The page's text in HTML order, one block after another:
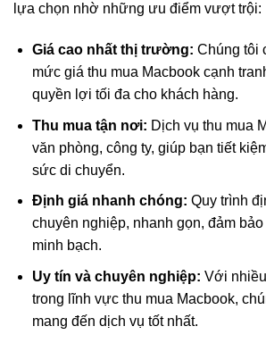
lựa chọn nhờ những ưu điểm vượt trội:
Giá cao nhất thị trường: Chúng tôi
mức giá thu mua Macbook cạnh
quyền lợi tối đa cho khách hàng.
Thu mua tận nơi: Dịch vụ thu mua
văn phòng, công ty, giúp bạn tiết
sức di chuyển.
Định giá nhanh chóng: Quy trình
chuyên nghiệp, nhanh gọn, đảm
minh bạch.
Uy tín và chuyên nghiệp: Với
trong lĩnh vực thu mua Macbook,
mang đến dịch vụ tốt nhất.